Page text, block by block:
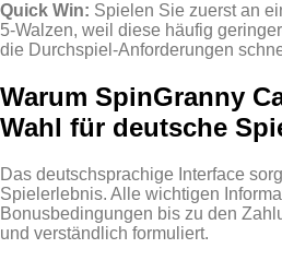
Quick Win: Spielen Sie zuerst an
5‑Walzen, weil diese häufig
die Durchspiel‑Anforderungen
Warum SpinGranny
Wahl für deutsche
Das deutschsprachige Interface
Spielerlebnis. Alle wichtigen
Bonusbedingungen bis zu den
und verständlich formuliert.